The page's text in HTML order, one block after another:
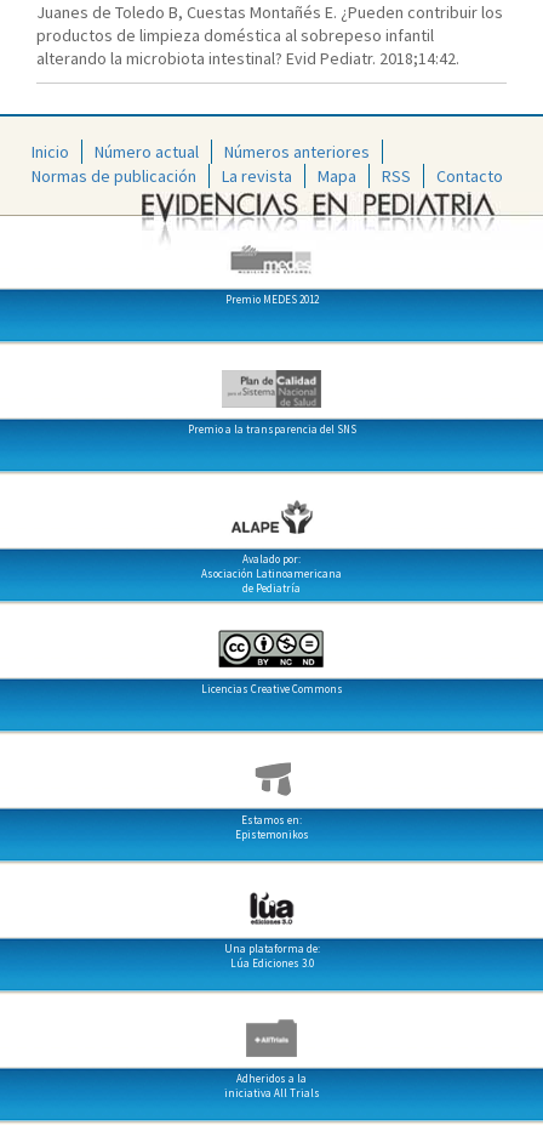
Juanes de Toledo B, Cuestas Montañés E. ¿Pueden contribuir los
productos de limpieza doméstica al sobrepeso infantil
alterando la microbiota intestinal? Evid Pediatr. 2018;14:42.
Inicio Número actual
Números anteriores
Normas de publicación
La revista Mapa RSS Contacto
Premio MEDES 2012
Premio a la transparencia del SNS
Avalado por:
Asociación Latinoamericana
de Pediatría
Licencias Creative Commons
Estamos en:
Epistemonikos
Una plataforma de:
Lúa Ediciones 3.0
Adheridos a la
iniciativa All Trials